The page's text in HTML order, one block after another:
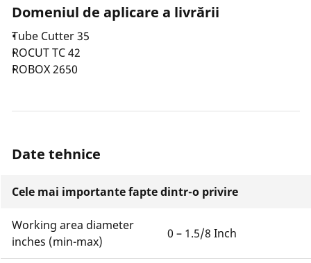
Domeniul de aplicare a livrării
Tube Cutter 35
ROCUT TC 42
ROBOX 2650
Date tehnice
Cele mai importante fapte dintr-o privire
Working area diameter
inches (min-max)
0 – 1.5/8 Inch